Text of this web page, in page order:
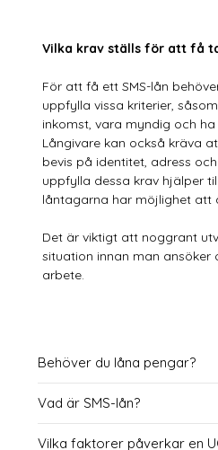
Vilka krav ställs för att få
För att få ett SMS-lån
uppfylla vissa kriterier,
inkomst, vara myndig och
Långivare kan också kräva
bevis på identitet, adress
uppfylla dessa krav hjälper
låntagarna har möjlighet att
Det är viktigt att noggrant
situation innan man ansöker
arbete.
Behöver du låna pengar?
Vad är SMS-lån?
Vilka faktorer påverkar en